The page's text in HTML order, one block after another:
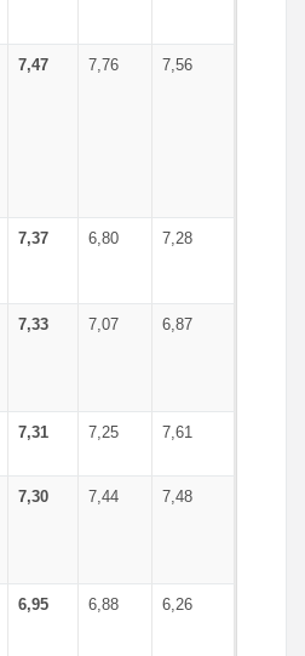
7,47 7,76 7,56
7,37 6,80 7,28
7,33 7,07 6,87
7,31 7,25 7,61
7,30 7,44 7,48
6,95 6,88 6,26